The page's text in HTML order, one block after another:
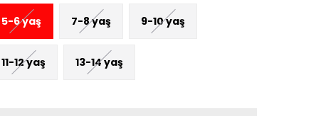
5-6 yaş 7-8 yaş 9-10 yaş
11-12 yaş 13-14 yaş